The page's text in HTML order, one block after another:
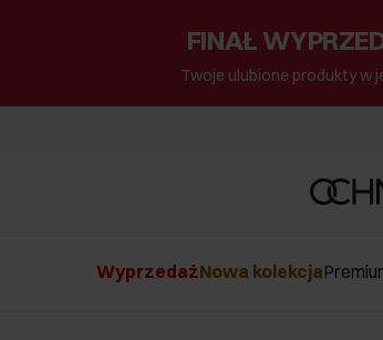
FINAŁ
Twoje ulubione produkty w
WyprzedażNowa kolekcja